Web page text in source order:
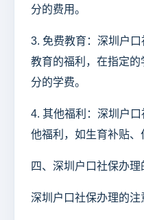
分的费用。
3. 免费教育：深圳户
教育的福利，在指定
分的学费。
4. 其他福利：深圳户
他福利，如生育补贴、
四、深圳户口社保办理
深圳户口社保办理的注